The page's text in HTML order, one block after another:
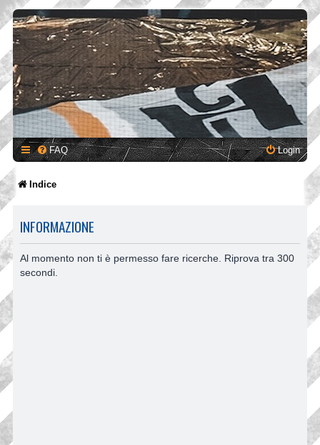
FAQ Login
Indice
INFORMAZIONE
Al momento non ti è permesso fare ricerche. Riprova tra 300
secondi.